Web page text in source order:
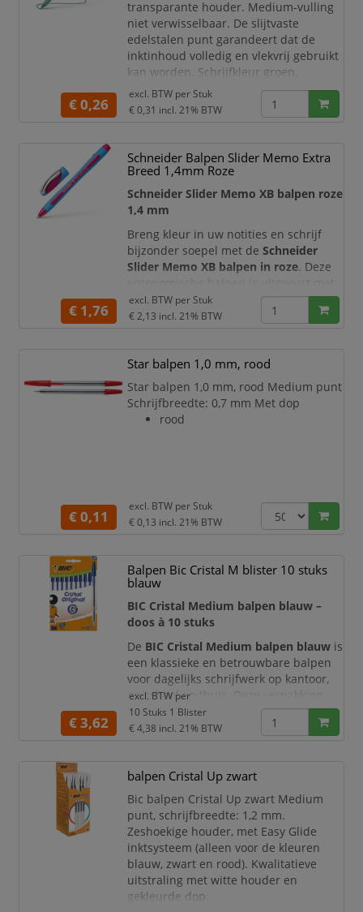
transparante houder. Medium-vulling
niet verwisselbaar. De slijtvaste
edelstalen punt garandeert dat de
inktinhoud volledig en vlekvrij gebruikt
kan worden. Schrijfkleur groen.
Schneider balpen Tops 505.
Houderkleur groen en
Penpunt M.
Slijtvaste edelstalen punt.
Volledig vlekvrij te gebruiken.
Medium vulling niet
verwisselbaar.
Dop kan op de achterka
€ 0,26
excl. BTW per Stuk
€ 0,31 incl. 21% BTW
Schneider Balpen Slider Memo Extra
Breed 1,4mm Roze
Schneider Slider Memo XB balpen roze
1,4 mm
Breng kleur in uw notities en schrijf
bijzonder soepel met deSchneider
Slider Memo XB balpen in roze. Deze
de exclusieveViscoglide®-technologie,
waardoor de punt met zeer weinig
creatieve aantekeningen,
kleurcodering, planningen en teksten
die direct herkenbaar moeten zijn.
De extra bred
€ 1,76
excl. BTW per Stuk
€ 2,13 incl. 21% BTW
Star balpen 1,0 mm, rood
Star balpen 1,0 mm, rood Medium punt
Schrijfbreedte: 0,7 mm Met dop
rood
€ 0,11
excl. BTW per Stuk
€ 0,13 incl. 21% BTW
Balpen Bic Cristal M blister 10 stuks
blauw
BIC Cristal Medium balpen blauw –
doos à 10 stuks
De BIC Cristal Medium balpen blauw is
een klassieke en betrouwbare balpen
voor dagelijks schrijfwerk op kantoor,
op school en thuis. Deze verpakking
bevat10 BIC Cristal Original
balpennenmet blauwe inkt en een
duidelijk en gelijkmatig bij het maken
van notities, het invullen van
formulieren, het ondertekenen van
documenten en
€ 3,62
excl. BTW per
10 Stuks 1 Blister
€ 4,38 incl. 21% BTW
balpen Cristal Up zwart
Bic balpen Cristal Up zwart Medium
punt, schrijfbreedte: 1,2 mm.
Zeshoekige houder, met Easy Glide
inktsysteem (alleen voor de kleuren
blauw, zwart en rood). Kwalitatieve
uitstraling met witte houder en
gekleurde dop.